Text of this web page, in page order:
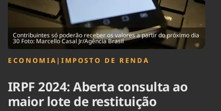
Contribuintes só poderão receber os valores a partir do próximo dia
30 Foto: Marcello Casal Jr/Agência Brasil
ECONOMIA | IMPOSTO DE RENDA
IRPF 2024: Aberta consulta ao
maior lote de restituição